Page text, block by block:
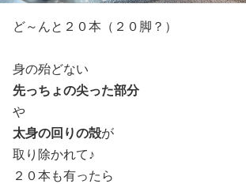
ど～んと２０本（２０脚？）
身の殆どない
先っちょの尖った部分
や
太身の回りの殻が
取り除かれて♪
２０本も有ったら